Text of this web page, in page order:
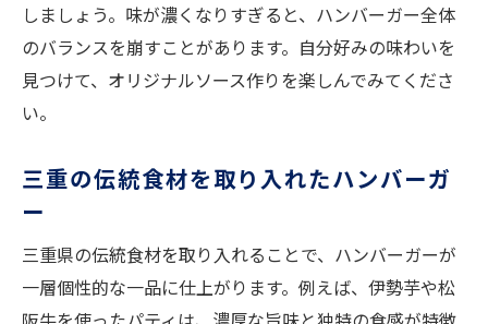
しましょう。味が濃くなりすぎると、ハンバーガー全体
のバランスを崩すことがあります。自分好みの味わいを
見つけて、オリジナルソース作りを楽しんでみてくださ
い。
三重の伝統食材を取り入れたハンバーガ
ー
三重県の伝統食材を取り入れることで、ハンバーガーが
一層個性的な一品に仕上がります。例えば、伊勢芋や松